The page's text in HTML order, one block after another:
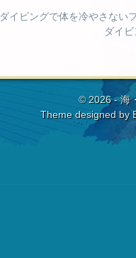
ダイビングで体を冷やさない
ダイ
© 2026 -海
Theme designed by